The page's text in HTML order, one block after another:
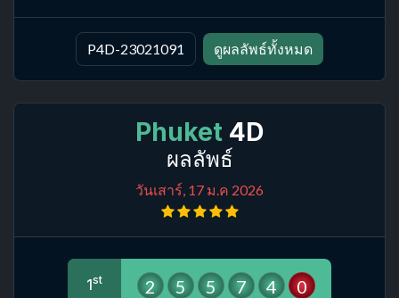
P4D-23021091 ดูผลลัพธ์ทั้งหมด
Phuket 4D
ผลลัพธ์
วันเสาร์, 17 ม.ค 2026
1st 2 5 5 7 4 0